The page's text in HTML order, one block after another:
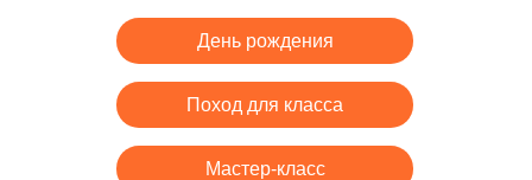
День рождения
Поход для класса
Мастер-класс